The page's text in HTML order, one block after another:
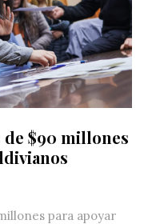
$90 millones
para apoyar